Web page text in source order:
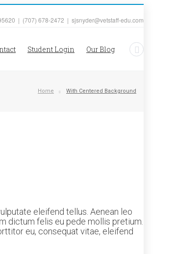
| (707) 678-2472 | sjsnyder@vetstaff-edu.com
Student Login Our Blog
Home With Centered Background
eleifend tellus. Aenean leo
dictum felis eu pede mollis pretium.
eu, consequat vitae, eleifend